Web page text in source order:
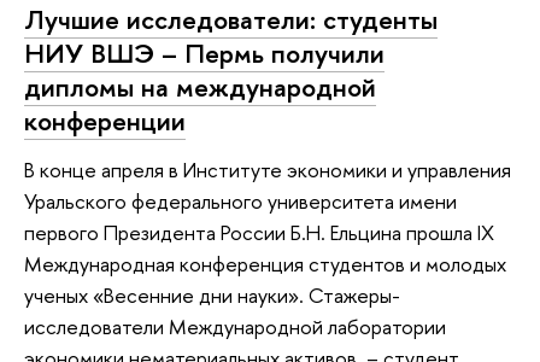
Лучшие исследователи: студенты
НИУ ВШЭ – Пермь получили
дипломы на международной
конференции
В конце апреля в Институте экономики и управления
Уральского федерального университета имени
первого Президента России Б.Н. Ельцина прошла IX
Международная конференция студентов и молодых
ученых «Весенние дни науки». Стажеры-
исследователи Международной лаборатории